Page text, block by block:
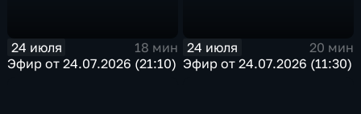
24 июля
18 мин
Эфир от 24.07.2026 (21:10)
24 июля
20 мин
Эфир от 24.07.2026 (11:30)